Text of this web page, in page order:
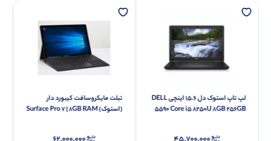
لپ تاپ استوک دل 15.6 اینچی DELL
5590 Core i5 8250U 8GB 256GB
تبلت مایکروسافت کیبورد دار
(استوک) Surface Pro 7 | 8GB RAM